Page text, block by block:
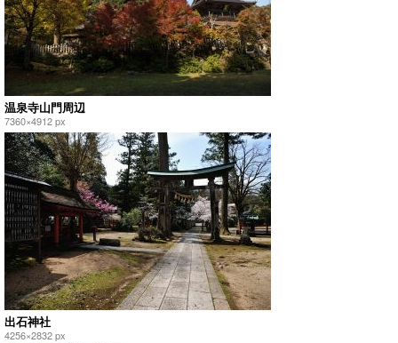
温泉寺山門周辺
7360×4912 px
出石神社
4256×2832 px